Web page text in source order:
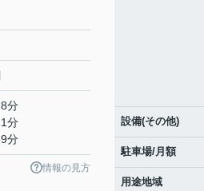
分
分
分
情報の見方
設備(その他)
駐車場/月額
用途地域